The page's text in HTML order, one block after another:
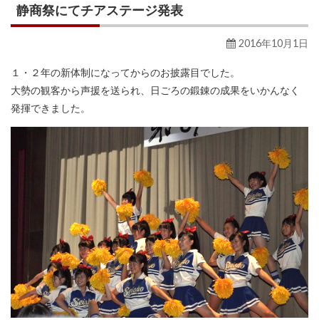
静商祭にてチアステージ発表
2016年10月1日
１・２年の新体制になってからのお披露目でした。
大勢の観客から声援を送られ、日ごろの鍛錬の成果をいかんなく
発揮できました。